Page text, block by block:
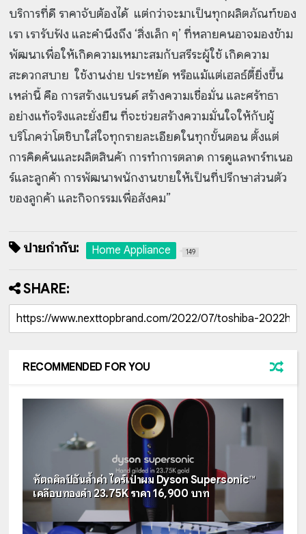
บริการที่ดี ราคาจับต้องได้ แต่กว่าจะมาเป็นทุกผลิตภัณฑ์ของ
เรา เรารับฟัง และคำนึงถึง ‘สิ่งเล็ก ๆ’ ที่หลายคนอาจมองข้าม
พัฒนาเพื่อให้เกิดความเหมาะสมกับสรีระผู้ใช้ เกิดความ
สะดวกสบาย ใช้งานง่าย ประหยัด หรือแม้แต่เฮลธ์ตี้ยิ่งขึ้น
เหล่านี้ คือ การสร้างแบรนด์ สร้างความเชื่อมั่น และศรัทธา
อย่างแท้จริงและยั่งยืน ที่จะช่วยสร้างความมั่นใจให้กับผู้
บริโภคว่าโตชิบาใส่ใจทุกรายละเอียดในทุกขั้นตอน ตั้งแต่
การคิดค้นและผลิตสินค้า การทำการตลาด การดูแลพาร์ทเนอ
ร์และลูกค้า การพัฒนาพนักงานขายให้เป็นที่ปรึกษาส่วนตัว
ของลูกค้า และกิจกรรมเพื่อสังคม”
ป้ายกำกับ: Home Appliance 149
SHARE:
RECOMMENDED FOR YOU
หัตถศิลป์อันล้ำค่า ไดร์เป่าผม Dyson Supersonic™
เคลือบทองคำ 23.75K ราคา 16,900 บาท